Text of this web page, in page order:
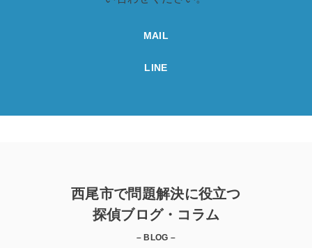
MAIL
LINE
西尾市で問題解決に役立つ
探偵ブログ・コラム
– BLOG –